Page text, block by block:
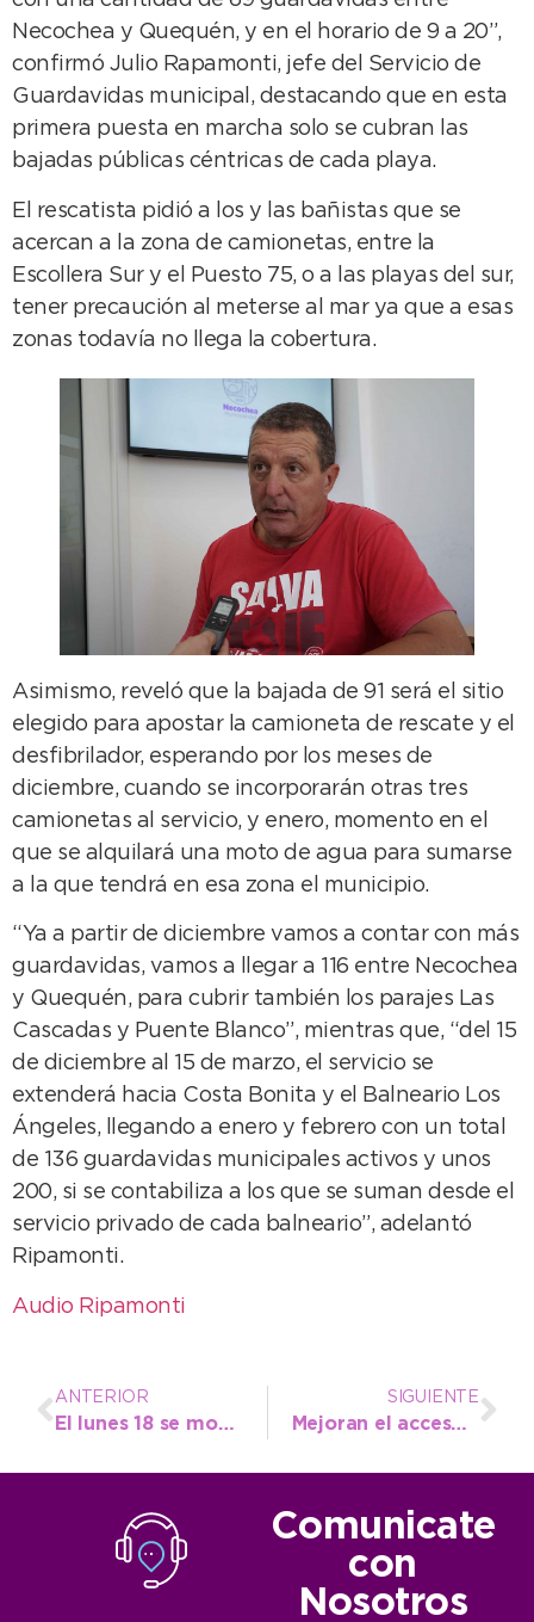
Necochea y Quequén, y en el horario de 9 a 20”,
confirmó Julio Rapamonti, jefe del Servicio de
Guardavidas municipal, destacando que en esta
primera puesta en marcha solo se cubran las
bajadas públicas céntricas de cada playa.
El rescatista pidió a los y las bañistas que se
acercan a la zona de camionetas, entre la
Escollera Sur y el Puesto 75, o a las playas del sur,
tener precaución al meterse al mar ya que a esas
zonas todavía no llega la cobertura.
Asimismo, reveló que la bajada de 91 será el sitio
elegido para apostar la camioneta de rescate y el
desfibrilador, esperando por los meses de
diciembre, cuando se incorporarán otras tres
camionetas al servicio, y enero, momento en el
que se alquilará una moto de agua para sumarse
a la que tendrá en esa zona el municipio.
“Ya a partir de diciembre vamos a contar con más
guardavidas, vamos a llegar a 116 entre Necochea
y Quequén, para cubrir también los parajes Las
Cascadas y Puente Blanco”, mientras que, “del 15
de diciembre al 15 de marzo, el servicio se
extenderá hacia Costa Bonita y el Balneario Los
Ángeles, llegando a enero y febrero con un total
de 136 guardavidas municipales activos y unos
200, si se contabiliza a los que se suman desde el
servicio privado de cada balneario”, adelantó
Ripamonti.
Audio Ripamonti
ANTERIOR
El lunes 18 se modificarán los recorridos de las líneas 502 y 510 en la Villa Balnearia
SIGUIENTE
Mejoran el acceso a la Playa Municipal de Camiones para optimizar la transitabilidad
Comunicate
con
Nosotros